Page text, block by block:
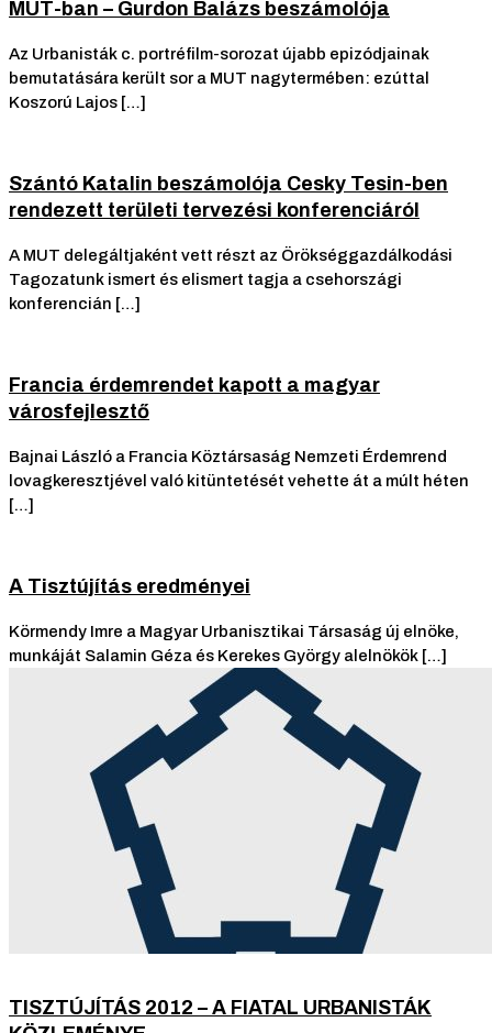
MUT-ban – Gurdon Balázs beszámolója
Az Urbanisták c. portréfilm-sorozat újabb epizódjainak
bemutatására került sor a MUT nagytermében: ezúttal
Koszorú Lajos […]
Szántó Katalin beszámolója Cesky Tesin-ben
rendezett területi tervezési konferenciáról
A MUT delegáltjaként vett részt az Örökséggazdálkodási
Tagozatunk ismert és elismert tagja a csehországi
konferencián […]
Francia érdemrendet kapott a magyar
városfejlesztő
Bajnai László a Francia Köztársaság Nemzeti Érdemrend
lovagkeresztjével való kitüntetését vehette át a múlt héten
[…]
A Tisztújítás eredményei
Körmendy Imre a Magyar Urbanisztikai Társaság új elnöke,
munkáját Salamin Géza és Kerekes György alelnökök […]
TISZTÚJÍTÁS 2012 – A FIATAL URBANISTÁK